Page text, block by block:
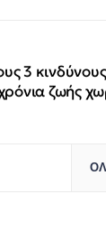
3
ζωής